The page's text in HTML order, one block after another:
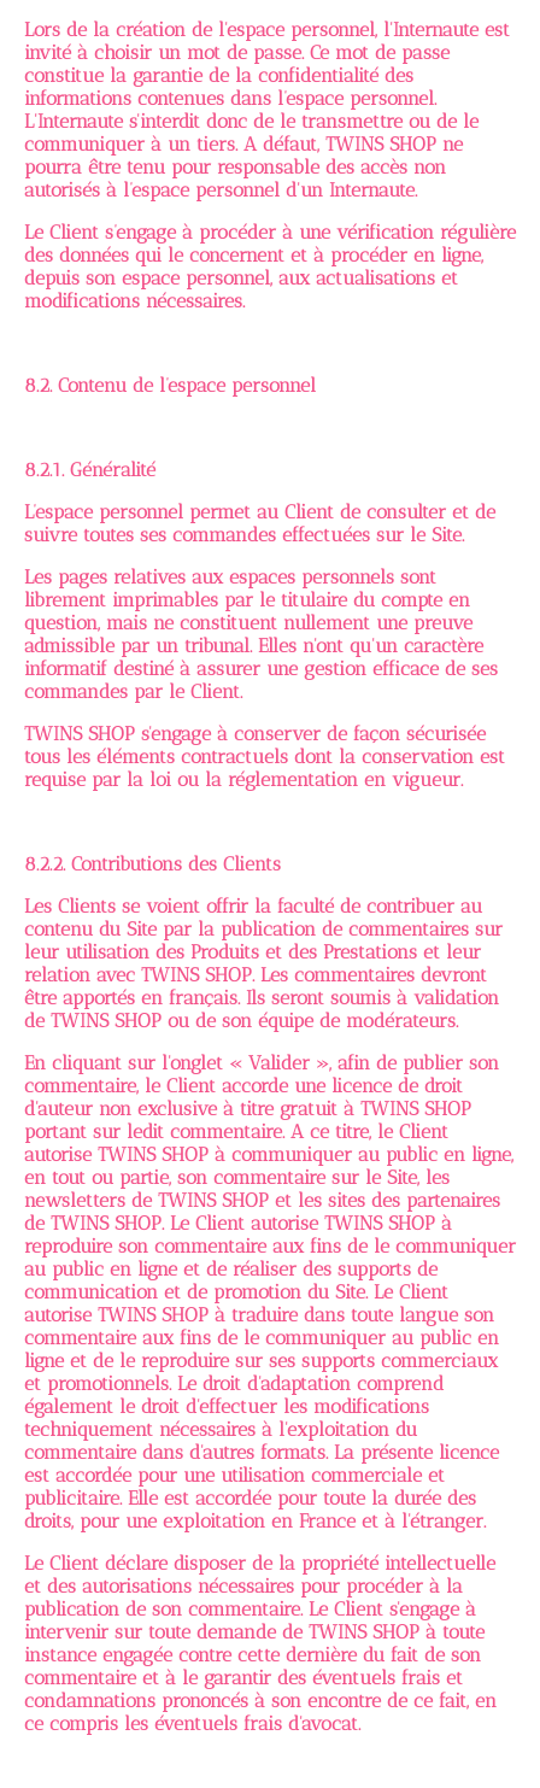
Lors de la création de l'espace personnel, l'Internaute est
invité à choisir un mot de passe. Ce mot de passe
constitue la garantie de la confidentialité des
informations contenues dans l’espace personnel.
L'Internaute s'interdit donc de le transmettre ou de le
communiquer à un tiers. A défaut, TWINS SHOP ne
pourra être tenu pour responsable des accès non
autorisés à l’espace personnel d'un Internaute.
Le Client s’engage à procéder à une vérification régulière
des données qui le concernent et à procéder en ligne,
depuis son espace personnel, aux actualisations et
modifications nécessaires.
8.2. Contenu de l’espace personnel
8.2.1. Généralité
L’espace personnel permet au Client de consulter et de
suivre toutes ses commandes effectuées sur le Site.
Les pages relatives aux espaces personnels sont
librement imprimables par le titulaire du compte en
question, mais ne constituent nullement une preuve
admissible par un tribunal. Elles n'ont qu'un caractère
informatif destiné à assurer une gestion efficace de ses
commandes par le Client.
TWINS SHOP s'engage à conserver de façon sécurisée
tous les éléments contractuels dont la conservation est
requise par la loi ou la réglementation en vigueur.
8.2.2. Contributions des Clients
Les Clients se voient offrir la faculté de contribuer au
contenu du Site par la publication de commentaires sur
leur utilisation des Produits et des Prestations et leur
relation avec TWINS SHOP. Les commentaires devront
être apportés en français. Ils seront soumis à validation
de TWINS SHOP ou de son équipe de modérateurs.
En cliquant sur l'onglet « Valider », afin de publier son
commentaire, le Client accorde une licence de droit
d'auteur non exclusive à titre gratuit à TWINS SHOP
portant sur ledit commentaire. A ce titre, le Client
autorise TWINS SHOP à communiquer au public en ligne,
en tout ou partie, son commentaire sur le Site, les
newsletters de TWINS SHOP et les sites des partenaires
de TWINS SHOP. Le Client autorise TWINS SHOP à
reproduire son commentaire aux fins de le communiquer
au public en ligne et de réaliser des supports de
communication et de promotion du Site. Le Client
autorise TWINS SHOP à traduire dans toute langue son
commentaire aux fins de le communiquer au public en
ligne et de le reproduire sur ses supports commerciaux
et promotionnels. Le droit d'adaptation comprend
également le droit d'effectuer les modifications
techniquement nécessaires à l'exploitation du
commentaire dans d'autres formats. La présente licence
est accordée pour une utilisation commerciale et
publicitaire. Elle est accordée pour toute la durée des
droits, pour une exploitation en France et à l'étranger.
Le Client déclare disposer de la propriété intellectuelle
et des autorisations nécessaires pour procéder à la
publication de son commentaire. Le Client s'engage à
intervenir sur toute demande de TWINS SHOP à toute
instance engagée contre cette dernière du fait de son
commentaire et à le garantir des éventuels frais et
condamnations prononcés à son encontre de ce fait, en
ce compris les éventuels frais d'avocat.